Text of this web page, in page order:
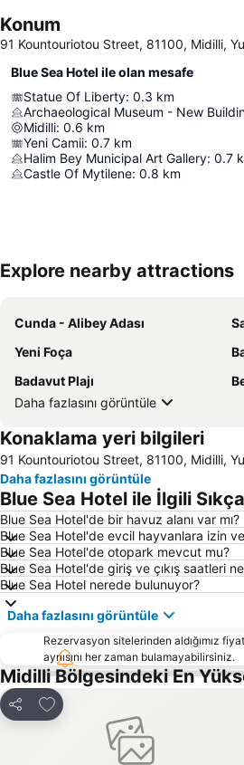
Konum
91 Kountouriotou Street, 81100, Midilli,
Blue Sea Hotel ile olan mesafe
Statue Of Liberty: 0.3 km
Archaeological Museum - New
Midilli: 0.6 km
Yeni Camii: 0.7 km
Halim Bey Municipal Art Gallery: 0.7
Castle Of Mytilene: 0.8 km
Explore nearby attractions
Cunda - Alibey Adası
Yeni Foça
Badavut Plajı
Daha fazlasını görüntüle
Konaklama yeri bilgileri
91 Kountouriotou Street, 81100, Midilli,
Daha fazlasını görüntüle
Blue Sea Hotel ile İlgili
Blue Sea Hotel'de bir havuz alanı var mı?
Blue Sea Hotel'de evcil hayvanlara izin
Blue Sea Hotel'de otopark mevcut mu?
Blue Sea Hotel'de giriş ve çıkış saatleri
Blue Sea Hotel nerede bulunuyor?
Daha fazlasını görüntüle
Rezervasyon sitelerinden aldığımız
aynısını her zaman bulamayabilirsiniz.
Midilli Bölgesindeki En
Paylaş
Favorilerime ekle